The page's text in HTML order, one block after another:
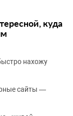
куда
нахожу
сайты —